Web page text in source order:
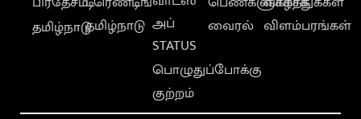
தமிழ்நாடுதமிழ்நாடு அப்
STATUS
பொழுதுப்போக்கு
குற்றம்
வைரல் விளம்பரங்கள்